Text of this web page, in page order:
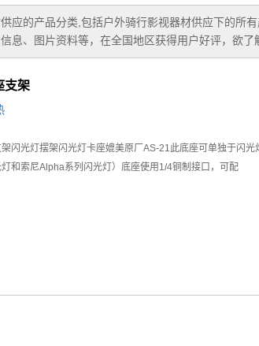
应的产品分类,包括户外骑行影视器材供应下的所
息、图片资料等，在全国地区获得用户好评，欲
支架
闪光灯摆架闪光灯卡座媲美原厂AS-21此底座可单独于闪
和索尼Alpha系列闪光灯）底座使用1/4铜制接口，可配